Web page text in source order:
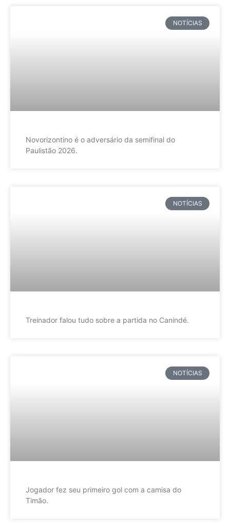
NOTÍCIAS
Novorizontino é o adversário da semifinal do
Paulistão 2026.
NOTÍCIAS
Treinador falou tudo sobre a partida no Canindé.
NOTÍCIAS
Jogador fez seu primeiro gol com a camisa do
Timão.